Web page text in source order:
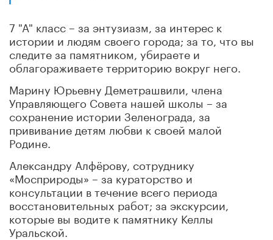
7 "А" класс – за энтузиазм, за интерес к
истории и людям своего города; за то, что вы
следите за памятником, убираете и
облагораживаете территорию вокруг него.
Марину Юрьевну Деметрашвили, члена
Управляющего Совета нашей школы – за
сохранение истории Зеленограда, за
прививание детям любви к своей малой
Родине.
Александру Алфёрову, сотруднику
«Мосприроды» – за кураторство и
консультации в течение всего периода
восстановительных работ; за экскурсии,
которые вы водите к памятнику Келлы
Уральской.